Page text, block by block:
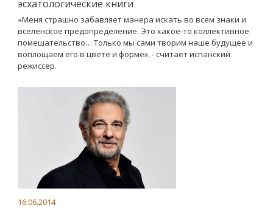
эсхатологические книги
«Меня страшно забавляет манера искать во всем знаки и
вселенское предопределение. Это какое-то коллективное
помешательство… Только мы сами творим наше будущее и
воплощаем его в цвете и форме», - считает испанский
режиссер.
16.06.2014